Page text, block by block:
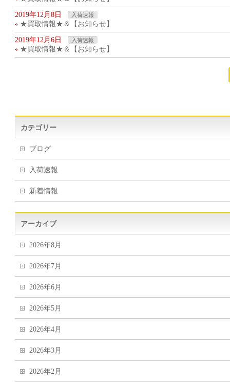
2019年12月8日 入荷速報
★買取情報★＆【お知らせ】
2019年12月6日 入荷速報
★買取情報★＆【お知らせ】
カテゴリー
ブログ
入荷速報
新着情報
アーカイブ
2026年8月
2026年7月
2026年6月
2026年5月
2026年4月
2026年3月
2026年2月